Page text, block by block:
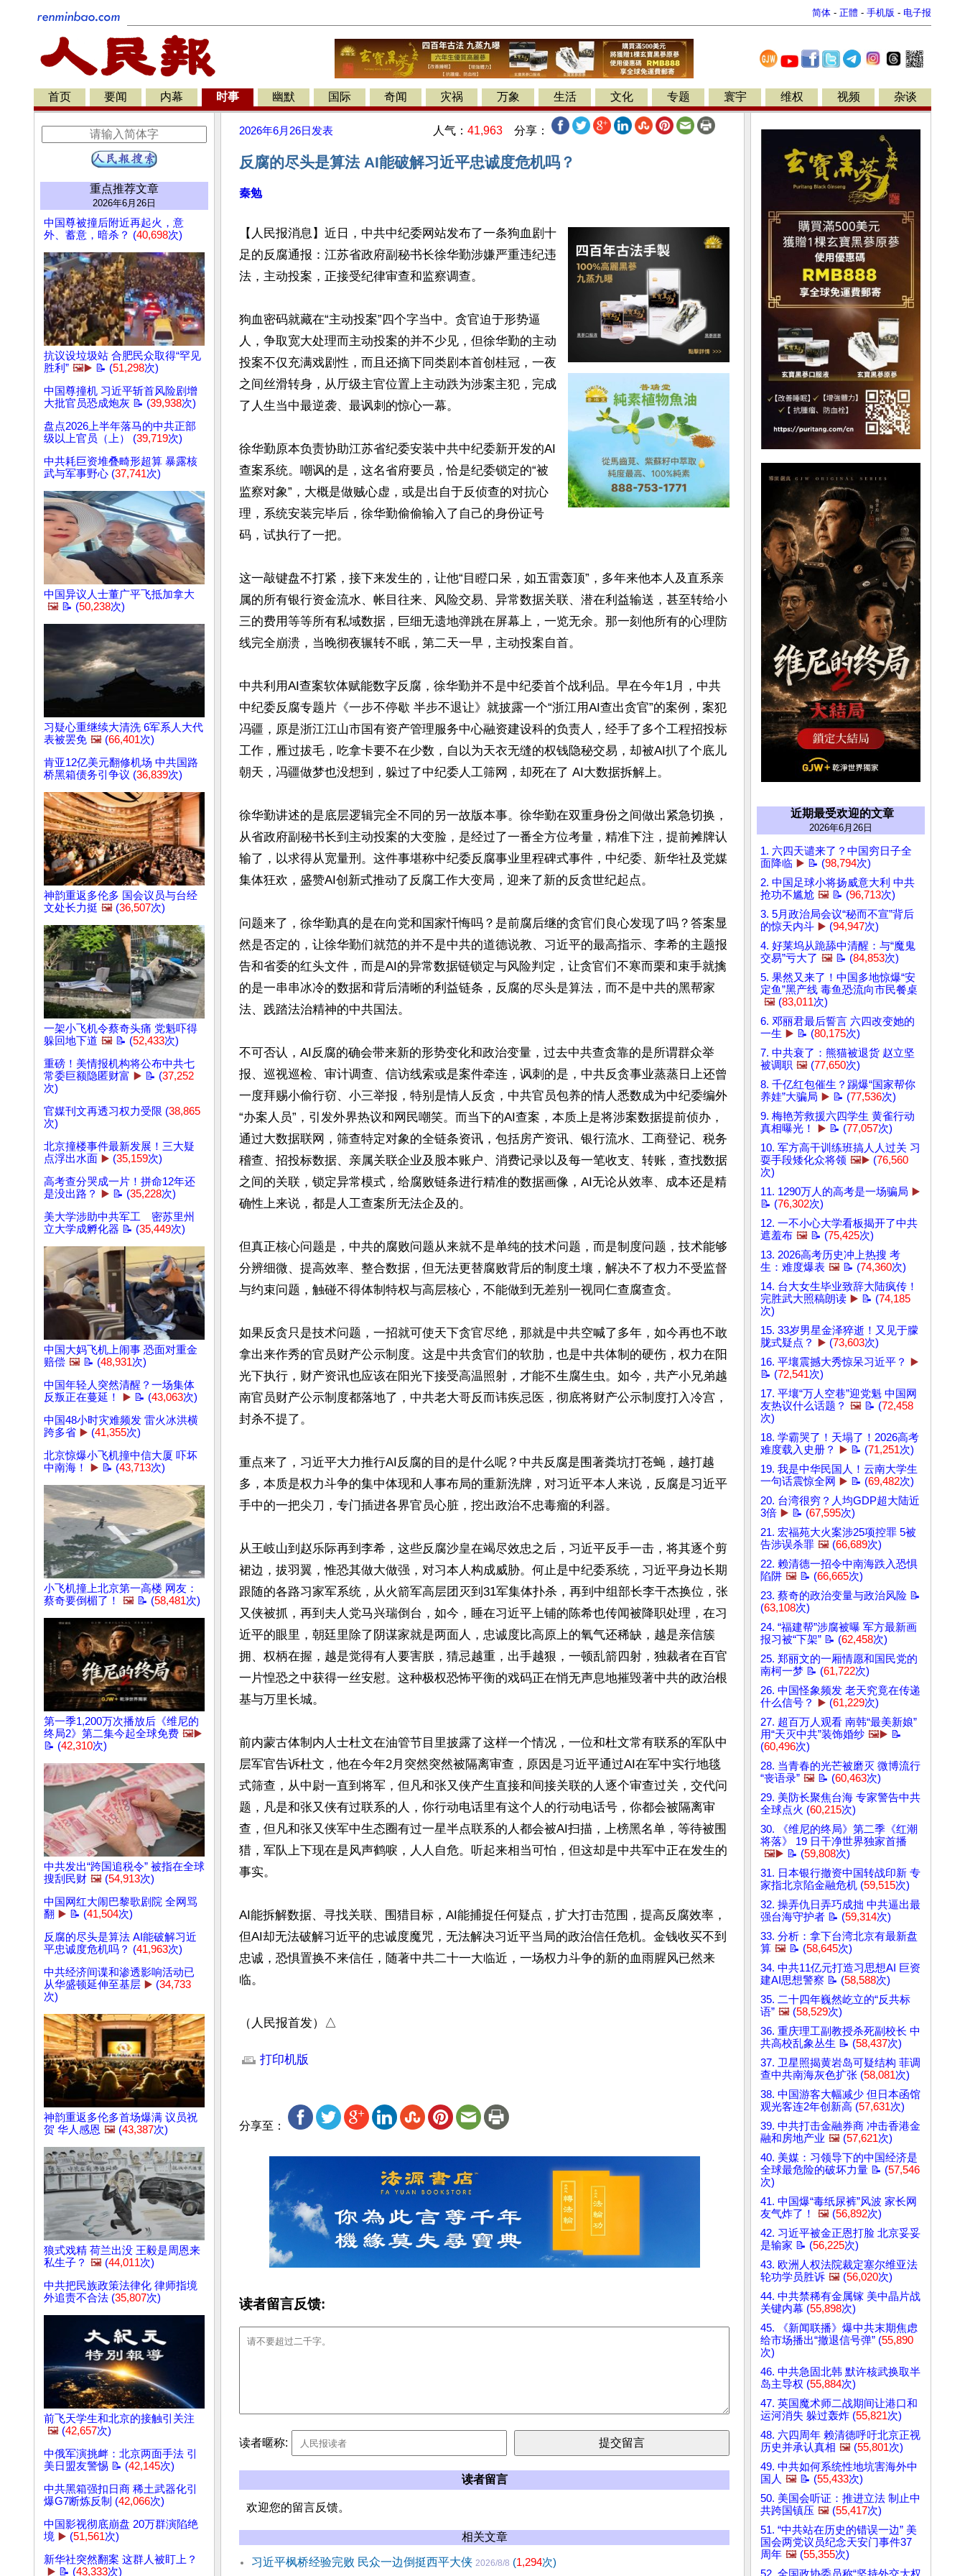
简体 - 正體 - 手机版 - 电子报
首页 要闻 内幕 时事 幽默 国际 奇闻 灾祸 万象 生活 文化 专题 寰宇 维权 视频 杂谈
重点推荐文章
2026年6月26日
中国尊被撞后附近再起火，意
外、蓄意，暗杀？ (40,698次)
抗议设垃圾站 合肥民众取得“罕见
胜利” 🖼️▶️ 📝 (51,298次)
中国尊撞机 习近平斩首风险剧增
大批官员恐成炮灰 📝 (39,938次)
盘点2026上半年落马的中共正部
级以上官员（上） (39,719次)
中共耗巨资堆叠畸形超算 暴露核
武与军事野心 (37,741次)
中国异议人士董广平飞抵加拿大
🖼️ 📝 (50,238次)
习疑心重继续大清洗 6军系人大代
表被罢免 🖼️ (66,401次)
肯亚12亿美元翻修机场 中共国路
桥黑箱债务引争议 (36,839次)
神韵重返多伦多 国会议员与台经
文处长力挺 🖼️ (36,507次)
一架小飞机令蔡奇头痛 党魁吓得
躲回地下道 🖼️ 📝 (52,433次)
重磅！美情报机构将公布中共七
常委巨额隐匿财富 ▶️ 📝 (37,252
次)
官媒刊文再透习权力受限 (38,865
次)
北京撞楼事件最新发展！三大疑
点浮出水面 ▶️ (35,159次)
高考查分哭成一片！拼命12年还
是没出路？
▶️ 📝 (35,228次)
美大学涉助中共军工 密苏里州
立大学成孵化器 📝 (35,449次)
中国大妈飞机上闹事 恐面对重金
赔偿 🖼️ 📝 (48,931次)
中国年轻人突然清醒？一场集体
反叛正在蔓延！
▶️ 📝 (43,063次)
中国48小时灾难频发 雷火冰洪横
跨多省 ▶️ (41,355次)
北京惊爆小飞机撞中信大厦 吓坏
中南海！
▶️ 📝 (43,713次)
小飞机撞上北京第一高楼 网友：
蔡奇要倒楣了！
🖼️ 📝 (58,481次)
第一季1,200万次播放后《维尼的
终局2》第二集今起全球免费 🖼️▶️
📝 (42,310次)
中共发出“跨国追税令” 被指在全球
搜刮民财 🖼️ (54,913次)
中国网红大闹巴黎歌剧院 全网骂
翻 ▶️ 📝 (41,504次)
反腐的尽头是算法 AI能破解习近
平忠诚度危机吗？ (41,963次)
中共经济间谍和渗透影响活动已
从华盛顿延伸至基层 ▶️ (34,733
次)
神韵重返多伦多首场爆满 议员祝
贺 华人感恩 🖼️ (43,387次)
狼式戏精 荷兰出没 王毅是周恩来
私生子？ 🖼️ (44,011次)
中共把民族政策法律化 律师指境
外追责不合法 (35,807次)
前飞天学生和北京的接触引关注
🖼️ (42,657次)
中俄军演挑衅：北京两面手法 引
美日盟友警惕 📝 (42,145次)
中共黑箱强扣日商 稀土武器化引
爆G7断炼反制 (42,066次)
中国影视彻底崩盘 20万群演陷绝
境 ▶️ (51,561次)
新华社突然翻案 这群人被盯上？
▶️ 📝 (43,333次)
2026年6月26日 发表 人气： 41,963 分享：
反腐的尽头是算法 AI能破解习近平忠诚度危机吗？
秦勉
【人民报消息】近日，中共中纪委网站发布了一条狗血剧十
足的反腐通报：江苏省政府副秘书长徐华勤涉嫌严重违纪违
法，主动投案，正接受纪律审查和监察调查。
狗血密码就藏在“主动投案”四个字当中。贪官迫于形势逼
人，争取宽大处理而主动投案的并不少见，但徐华勤的主动
投案不仅充满戏剧性，而且还摘下同类剧本首创桂冠，一夜
之间丝滑转身，从厅级主官位置上主动跌为涉案主犯，完成
了人生当中最逆袭、最讽刺的惊心一幕。
徐华勤原本负责协助江苏省纪委安装中共中纪委新开发的AI
查案系统。嘲讽的是，这名省府要员，恰是纪委锁定的“被
监察对象”，大概是做贼心虚，或是出自于反侦查的对抗心
理，系统安装完毕后，徐华勤偷偷输入了自己的身份证号
码，试执行了一把。
这一敲键盘不打紧，接下来发生的，让他“目瞪口呆，如五雷轰顶”，多年来他本人及直系亲
属的所有银行资金流水、帐目往来、风险交易、异常数据关联、潜在利益输送，甚至转给小
三的费用等等所有私域数据，巨细无遗地弹跳在屏幕上，一览无余。那一刻他所有的心理防
线完全崩溃，当晚彻夜辗转不眠，第二天一早，主动投案自首。
中共利用AI查案软体赋能数字反腐，徐华勤并不是中纪委首个战利品。早在今年1月，中共
中纪委反腐专题片《一步不停歇 半步不退让》就披露一个“浙江用AI查出贪官”的案例，案犯
冯疆，原是浙江江山市国有资产管理服务中心融资建设科的负责人，经手了多个工程招投标
工作，雁过拔毛，吃拿卡要不在少数，自以为天衣无缝的权钱隐秘交易，却被AI扒了个底儿
朝天，冯疆做梦也没想到，躲过了中纪委人工筛网，却死在了 AI大数据拆解上。
徐华勤讲述的是底层逻辑完全不同的另一故版本事。徐华勤在双重身份之间做出紧急切换，
从省政府副秘书长到主动投案的大变脸，是经过了一番全方位考量，精准下注，提前摊牌认
输了，以求得从宽量刑。这件事堪称中纪委反腐事业里程碑式事件，中纪委、新华社及党媒
集体狂欢，盛赞AI创新式推动了反腐工作大变局，迎来了新的反贪世纪起点。
问题来了，徐华勤真的是在向党和国家忏悔吗？是前腐后继的贪官们良心发现了吗？答案显
然是否定的，让徐华勤们就范的并不是中共的道德说教、习近平的最高指示、李希的主题报
告和省委的红头文件，而是AI的异常数据链锁定与风险判定，让贪官们不寒而栗和束手就擒
的是一串串冰冷的数据和背后清晰的利益链条，反腐的尽头是算法，而不是中共的黑帮家
法、践踏法治精神的中共国法。
不可否认，AI反腐的确会带来新的形势变化和政治变量，过去中共查贪靠的是所谓群众举
报、巡视巡检、审计调查、信访线索或是案件牵连，讽刺的是，中共反贪事业蒸蒸日上还曾
一度拜赐小偷行窃、小三举报，特别是情人反贪，中共官员包养的情人悉数成为中纪委编外
“办案人员”，引发外界热议和网民嘲笑。而当下的AI查案，本质上是将涉案数据提前侦办，
通过大数据联网，筛查特定对象的全链条资讯，包括房产资讯、银行流水、工商登记、税务
稽查、招投标数据、亲属关联企业及股本账户、消费记录以及每一笔收支、转账，查找数据
之间的关联，锁定异常模式，给腐败链条进行精准的数据画像，AI无论从效率、成本还是精
确性上来说，都是人工查案所无法企及的。
但真正核心问题是，中共的腐败问题从来就不是单纯的技术问题，而是制度问题，技术能够
分辨细微、提高效率、整合数据，但无法更替腐败背后的制度土壤，解决不了权力不受监督
与约束问题，触碰不得体制特权与高层核心，不能做到无差别一视同仁查腐查贪。
如果反贪只是技术问题，一招就可使天下贪官尽绝，那就是中共空喊了多年，如今再也不敢
拿出来作秀的官员财产公示制度。这是中共贪官们的软肋，也是中共体制的硬伤，权力在阳
光下执行，财产资讯也应该在阳光下接受高温照射，才能不生腐生虫。如今，共产小兄弟越
南官员财产公示制度都落地了，中共老大哥反而讳疾忌医，彻底将财产公示制度打入冷宫，
封杀不提了。
重点来了，习近平大力推行AI反腐的目的是什么呢？中共反腐是围著粪坑打苍蝇，越打越
多，本质是权力斗争的集中体现和人事布局的重新洗牌，对习近平本人来说，反腐是习近平
手中的一把尖刀，专门插进各界官员心脏，挖出政治不忠毒瘤的利器。
从王岐山到赵乐际再到李希，这些反腐沙皇在竭尽效忠之后，习近平反手一击，将其逐个剪
裙边，拔羽翼，惟恐其做大做强，对习本人构成威胁。何止是中纪委系统，习近平身边长期
跟随的各路习家军系统，从火箭军高层团灭到31军集体扑杀，再到中组部长李干杰换位，张
又侠被抓，再到夫人党马兴瑞倒台，如今，睡在习近平上铺的陈希也传闻被降职处理，在习
近平的眼里，朝廷里除了阴谋家就是两面人，忠诚度比高原上的氧气还稀缺，越是亲信簇
拥、权柄在握，越是觉得有人要害朕，猜忌越重，出手越狠，一顿乱箭四射，独裁者在百官
一片惶恐之中获得一丝安慰。这种极权恐怖平衡的戏码正在悄无声息地摧毁著中共的政治根
基与万里长城。
前内蒙古体制内人士杜文在油管节目里披露了这样一个情况，一位和杜文常有联系的军队中
层军官告诉杜文，他在今年2月突然突然被隔离审查，原因是习近平通过AI在军中实行地毯
式筛查，从中尉一直到将军，但凡和张又侠产生直接和间接关联的人逐个审查过关，交代问
题，凡是和张又侠有过联系的人，你行动电话里有这个人的行动电话号，你都会被隔离审
查，但凡和张又侠军中生态圈有过一星半点联系的人都会被AI扫描，上榜黑名单，等待被围
猎，军队上下现在是风声鹤唳，人人自危。听起来相当可怕，但这却是中共军中正在发生的
事实。
AI能拆解数据、寻找关联、围猎目标，AI能捕捉任何疑点，扩大打击范围，提高反腐效率，
但AI却无法破解习近平的忠诚度魔咒，无法解决习近平当局的政治信任危机。金钱收买不到
忠诚，恐惧置换不来信任，随著中共二十一大临近，一场权力斗争的新的血雨腥风已然来
临。
（人民报首发）△
打印机版
分享至：
读者留言反馈:
读者暱称:
读者留言
欢迎您的留言反馈。
相关文章
习近平枫桥经验完败 民众一边倒挺西平大侠 2026/8/8 (1,294次)
近期最受欢迎的文章
2026年6月26日
1. 六四天谴来了？中国穷日子全
面降临 ▶️ 📝 (98,794次)
2. 中国足球小将扬威意大利 中共
抢功不尴尬 🖼️ 📝 (96,713次)
3. 5月政治局会议“秘而不宣”背后
的惊天内斗 ▶️ (94,947次)
4. 好莱坞从跪舔中清醒：与“魔鬼
交易”亏大了 🖼️ 📝 (84,853次)
5. 果然又来了！中国多地惊爆“安
定鱼”黑产线 毒鱼恐流向市民餐桌
🖼️ (83,011次)
6. 邓丽君最后誓言 六四改变她的
一生 ▶️ 📝 (80,175次)
7. 中共衰了：熊猫被退货 赵立坚
被调职 🖼️ (77,650次)
8. 千亿红包催生？踢爆“国家帮你
养娃”大骗局 ▶️ 📝 (77,536次)
9. 梅艳芳救援六四学生 黄雀行动
真相曝光！
▶️ 📝 (77,057次)
10. 军方高干训练班搞人人过关 习
耍手段矮化众将领 🖼️▶️ (76,560
次)
11. 1290万人的高考是一场骗局 ▶️
📝 (76,302次)
12. 一不小心大学看板揭开了中共
遮羞布 🖼️ 📝 (75,425次)
13. 2026高考历史冲上热搜 考
生：难度爆表 🖼️ 📝 (74,360次)
14. 台大女生毕业致辞大陆疯传！
完胜武大照稿朗读 ▶️ 📝 (74,185
次)
15. 33岁男星金泽猝逝！又见于朦
胧式疑点？
▶️ (73,603次)
16. 平壤震撼大秀惊呆习近平？
▶️
📝 (72,541次)
17. 平壤“万人空巷”迎党魁 中国网
友热议什么话题？ 🖼️ 📝 (72,458
次)
18. 学霸哭了！天塌了！2026高考
难度载入史册？
▶️ 📝 (71,251次)
19. 我是中华民国人！云南大学生
一句话震惊全网 ▶️ 📝 (69,482次)
20. 台湾很穷？人均GDP超大陆近
3倍 ▶️ 📝 (67,595次)
21. 宏福苑大火案涉25项控罪 5被
告涉误杀罪 🖼️ (66,689次)
22. 赖清德一招令中南海跌入恐惧
陷阱 🖼️ 📝 (66,665次)
23. 蔡奇的政治变量与政治风险 📝
(63,108次)
24. “福建帮”涉腐被曝 军方最新画
报习被“下架” 📝 (62,458次)
25. 郑丽文的一厢情愿和国民党的
南柯一梦 📝 (61,722次)
26. 中国怪象频发 老天究竟在传递
什么信号？
▶️ (61,229次)
27. 超百万人观看 南韩“最美新娘”
用“天灭中共”装饰婚纱 🖼️▶️ 📝
(60,496次)
28. 当青春的光芒被磨灭 微博流行
“丧语录” 🖼️ 📝 (60,463次)
29. 美防长聚焦台海 专家警告中共
全球点火 (60,215次)
30. 《维尼的终局》第二季《红潮
将落》 19 日干净世界独家首播
🖼️▶️ 📝 (59,808次)
31. 日本银行撤资中国转战印新 专
家指北京陷金融危机 (59,515次)
32. 操弄仇日弄巧成拙 中共逼出最
强台海守护者 📝 (59,314次)
33. 分析：拿下台湾北京有最新盘
算 🖼️ 📝 (58,645次)
34. 中共11亿元打造习思想AI 巨资
建AI思想警察 📝 (58,588次)
35. 二十四年巍然屹立的“反共标
语” 🖼️ (58,529次)
36. 重庆理工副教授杀死副校长 中
共高校乱象丛生 📝 (58,437次)
37. 卫星照揭黄岩岛可疑结构 菲调
查中共南海灰色扩张 (58,081次)
38. 中国游客大幅减少 但日本函馆
观光客连2年创新高 (57,631次)
39. 中共打击金融券商 冲击香港金
融和房地产业 🖼️ (57,621次)
40. 美媒：习领导下的中国经济是
全球最危险的破坏力量 📝 (57,546
次)
41. 中国爆“毒纸尿裤”风波 家长网
友气炸了！
🖼️ (56,892次)
42. 习近平被金正恩打脸 北京妥妥
是输家 📝 (56,225次)
43. 欧洲人权法院裁定塞尔维亚法
轮功学员胜诉 🖼️ (56,020次)
44. 中共禁稀有金属镓 美中晶片战
关键内幕 (55,898次)
45. 《新闻联播》爆中共末期焦虑
给市场播出“撤退信号弹” (55,890
次)
46. 中共急固北韩 默许核武换取半
岛主导权 (55,884次)
47. 英国魔术师二战期间让港口和
运河消失 躲过轰炸 (55,821次)
48. 六四周年 赖清德呼吁北京正视
历史并承认真相 🖼️ (55,801次)
49. 中共如何系统性地坑害海外中
国人 🖼️ 📝 (55,433次)
50. 美国会听证：推进立法 制止中
共跨国镇压 🖼️ (55,417次)
51. “中共站在历史的错误一边” 美
国会两党议员纪念天安门事件37
周年 🖼️ (55,355次)